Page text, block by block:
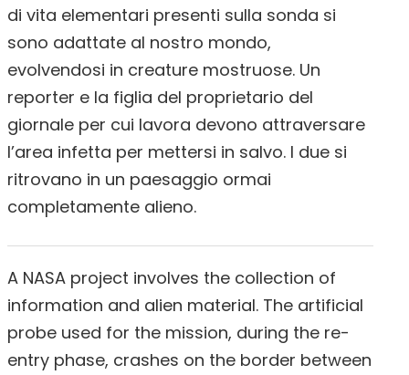
di vita elementari presenti sulla sonda si
sono adattate al nostro mondo,
evolvendosi in creature mostruose. Un
reporter e la figlia del proprietario del
giornale per cui lavora devono attraversare
l’area infetta per mettersi in salvo. I due si
ritrovano in un paesaggio ormai
completamente alieno.
A NASA project involves the collection of
information and alien material. The artificial
probe used for the mission, during the re-
entry phase, crashes on the border between